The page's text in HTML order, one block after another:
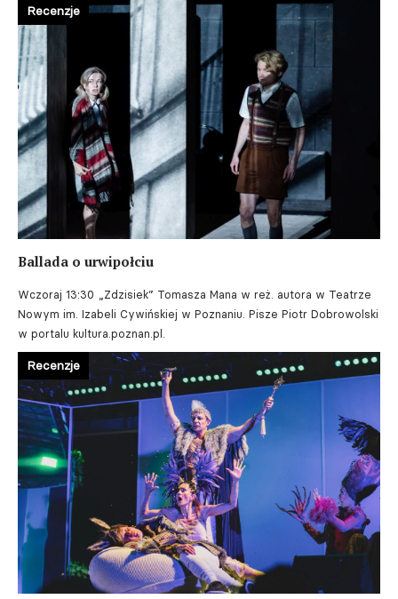
Ballada o urwipołciu
Wczoraj 13:30 „Zdzisiek” Tomasza Mana w reż. autora w Teatrze
Nowym im. Izabeli Cywińskiej w Poznaniu. Pisze Piotr Dobrowolski
w portalu kultura.poznan.pl.
Recenzje
Recenzje